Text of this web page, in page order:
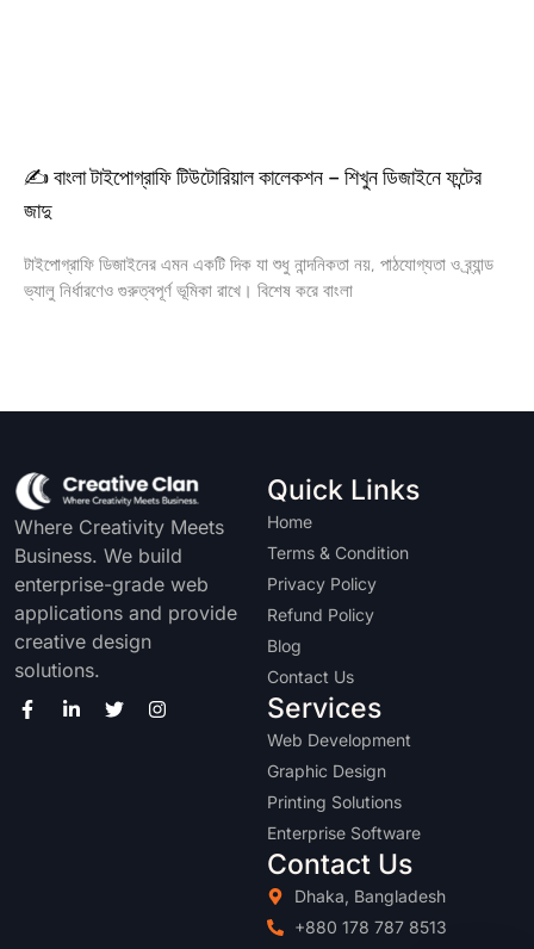
✍️ বাংলা টাইপোগ্রাফি টিউটোরিয়াল কালেকশন – শিখুন ডিজাইনে ফন্টের
জাদু
টাইপোগ্রাফি ডিজাইনের এমন একটি দিক যা শুধু নান্দনিকতা নয়, পাঠযোগ্যতা ও ব্র্যান্ড
ভ্যালু নির্ধারণেও গুরুত্বপূর্ণ ভূমিকা রাখে। বিশেষ করে বাংলা
Where Creativity Meets
Business. We build
enterprise-grade web
applications and provide
creative design
solutions.
Quick Links
Home
Terms & Condition
Privacy Policy
Refund Policy
Blog
Contact Us
Services
Web Development
Graphic Design
Printing Solutions
Enterprise Software
Contact Us
Dhaka, Bangladesh
+880 178 787 8513